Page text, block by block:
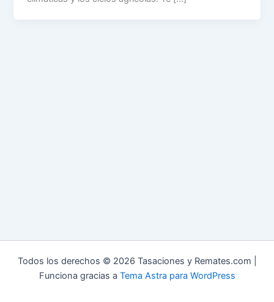
Todos los derechos © 2026 Tasaciones y Remates.com |
Funciona gracias a Tema Astra para WordPress